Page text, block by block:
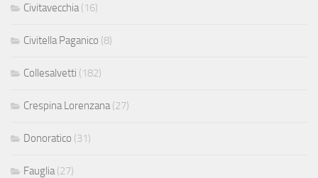
Civitavecchia (16)
Civitella Paganico (8)
Collesalvetti (182)
Crespina Lorenzana (27)
Donoratico (31)
Fauglia (27)